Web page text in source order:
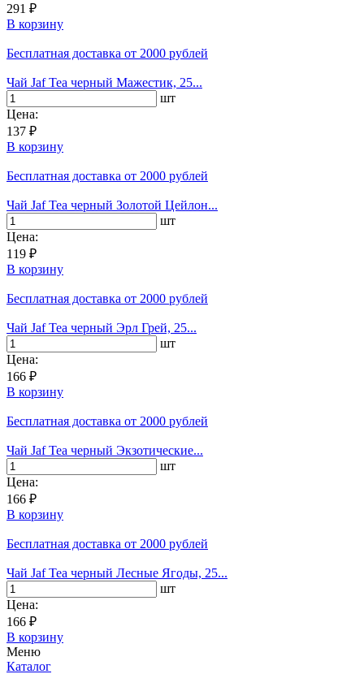
291 ₽
В корзину
Бесплатная доставка от 2000 рублей
Чай Jaf Tea черный Мажестик, 25...
шт
Цена:
137 ₽
В корзину
Бесплатная доставка от 2000 рублей
Чай Jaf Tea черный Золотой Цейлон...
шт
Цена:
119 ₽
В корзину
Бесплатная доставка от 2000 рублей
Чай Jaf Tea черный Эрл Грей, 25...
шт
Цена:
166 ₽
В корзину
Бесплатная доставка от 2000 рублей
Чай Jaf Tea черный Экзотические...
шт
Цена:
166 ₽
В корзину
Бесплатная доставка от 2000 рублей
Чай Jaf Tea черный Лесные Ягоды, 25...
шт
Цена:
166 ₽
В корзину
Меню
Каталог